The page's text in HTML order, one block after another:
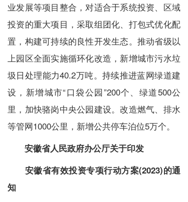
业发展等项目整合，对适合于系统投资、区域
投资的重大项目，采取组团化、打包式优化配
置，构建可持续的良性开发生态。推动省级以
上园区全面实施循环化改造，新增城市污水垃
圾日处理能力40.2万吨。持续推进蓝网绿道建
设，新增城市“口袋公园”200个、绿道500公
里，加快骆岗中央公园建设。改造燃气、排水
等管网1000公里，新增公共停车泊位5万个。
安徽省人民政府办公厅关于印发
安徽省有效投资专项行动方案(2023)的通
知